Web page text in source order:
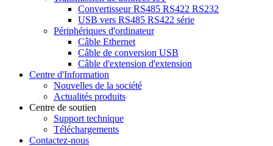
Convertisseur RS485 RS422 RS232
USB vers RS485 RS422 série
Périphériques d'ordinateur
Câble Ethernet
Câble de conversion USB
Câble d'extension d'extension
Centre d'Information
Nouvelles de la société
Actualités produits
Centre de soutien
Support technique
Téléchargements
Contactez-nous